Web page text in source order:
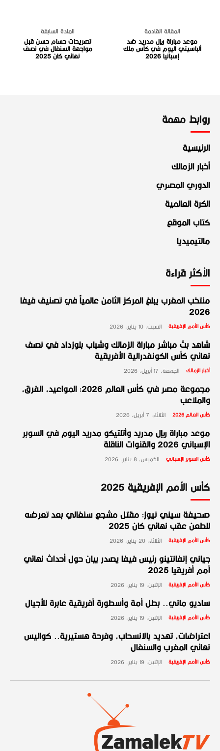
المادة السابقة
تصريحات حسام حسن قبل
مواجهة السنغال في نصف
نهائي كان 2025
المقالة القادمة
موعد مباراة ريال مدريد ضد
ألباسيتي اليوم في كأس ملك
إسبانيا 2026
روابط مهمة
الرئيسية
أخبار الزمالك
الدوري المصري
الكرة العالمية
كتاب الموقع
مالتيميديا
الأكثر قراءة
منتخب المغرب يبلغ المركز الثامن عالمياً في تصنيف فيفا
2026
كأس الأمم الإفريقية السبت، 10 يناير، 2026
شاهد بث مباشر مباراة الزمالك وشباب بلوزداد في نصف
نهائي كأس الكونفدرالية الأفريقية
أخبار الزمالك الجمعة، 17 أبريل، 2026
مجموعة مصر في كأس العالم 2026: المواعيد، الفرق،
والملاعب
كأس العالم 2026 الثلاثاء، 7 أبريل، 2026
موعد مباراة ريال مدريد وأتلتيكو مدريد اليوم في السوبر
الإسباني 2026 والقنوات الناقلة
كأس السوبر الإسباني الخميس، 8 يناير، 2026
كأس الأمم الإفريقية 2025
صحيفة سيني نيوز: مقتل مشجع سنغالي بعد تعرضه
للطعن عقب نهائي كان 2025
كأس الأمم الإفريقية الثلاثاء، 20 يناير، 2026
جياني إنفانتينو رئيس فيفا يصدر بيان حول أحداث نهائي
أمم أفريقيا 2025
كأس الأمم الإفريقية الإثنين، 19 يناير، 2026
ساديو ماني.. بطل أمة وأسطورة أفريقية عابرة للأجيال
كأس الأمم الإفريقية الإثنين، 19 يناير، 2026
اعتراضات، تهديد بالانسحاب، وفرحة هستيرية.. كواليس
نهائي المغرب والسنغال
كأس الأمم الإفريقية الإثنين، 19 يناير، 2026